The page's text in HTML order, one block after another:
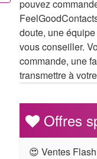
pouvez
doute, une
vous conseiller.
commande, une
transmettre à
Offres
😍 Ventes